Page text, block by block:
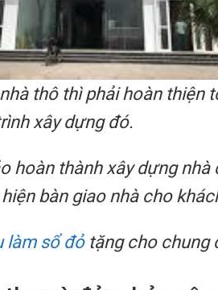
thô thì phải hoàn thiện
xây dựng đó.
hoàn thành xây dựng
bàn giao nhà cho
làm sổ đỏtặng cho chung